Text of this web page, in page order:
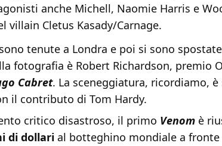
anche Michell, Naomie Harris e
villain Cletus Kasady/Carnage.
tenute a Londra e poi si sono
fotografia è Robert Richardson, premio
Cabret. La sceneggiatura, ricordiamo, è
il contributo di Tom Hardy.
critico disastroso, il primo Venom è
di dollari al botteghino mondiale a fronte